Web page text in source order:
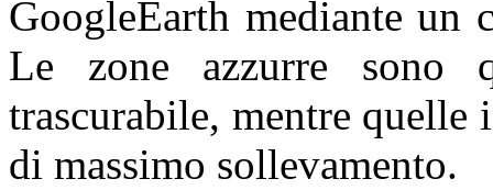
GoogleEarth mediante
Le zone azzurre sono
trascurabile, mentre
di massimo sollevamento.